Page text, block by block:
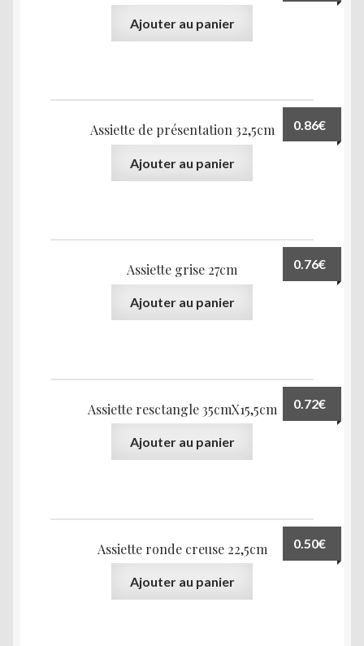
Ajouter au panier
Assiette de présentation 32,5cm 0.86€
Ajouter au panier
Assiette grise 27cm 0.76€
Ajouter au panier
Assiette resctangle 35cmX15,5cm 0.72€
Ajouter au panier
Assiette ronde creuse 22,5cm 0.50€
Ajouter au panier